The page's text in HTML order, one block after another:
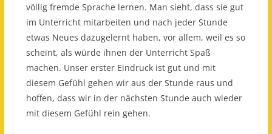
völlig fremde Sprache lernen. Man sieht, dass sie gut
im Unterricht mitarbeiten und nach jeder Stunde
etwas Neues dazugelernt haben, vor allem, weil es so
scheint, als würde ihnen der Unterricht Spaß
machen. Unser erster Eindruck ist gut und mit
diesem Gefühl gehen wir aus der Stunde raus und
hoffen, dass wir in der nächsten Stunde auch wieder
mit diesem Gefühl rein gehen.